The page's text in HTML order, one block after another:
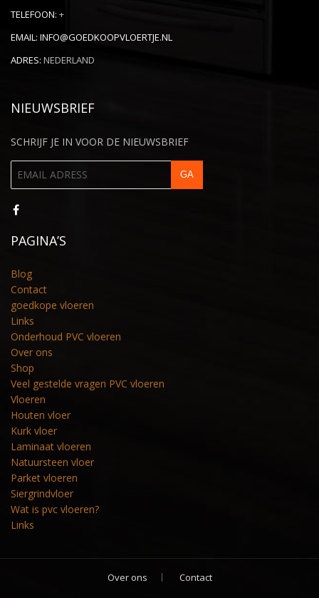
TELEFOON: +
EMAIL: INFO@GOEDKOOPVLOERTJE.NL
ADRES: NEDERLAND
NIEUWSBRIEF
SCHRIJF JE IN VOOR DE NIEUWSBRIEF
PAGINA’S
Blog
Contact
goedkope vloeren
Links
Onderhoud PVC vloeren
Over ons
Shop
Veel gestelde vragen PVC vloeren
Vloeren
Houten vloer
Kurk vloer
Laminaat vloeren
Natuursteen vloer
Parket vloeren
Siergrindvloer
Wat is pvc vloeren?
Links
Over ons Contact